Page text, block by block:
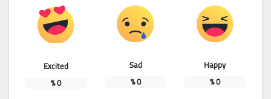
Happy
0
%
Sad
0
%
Excited
0
%